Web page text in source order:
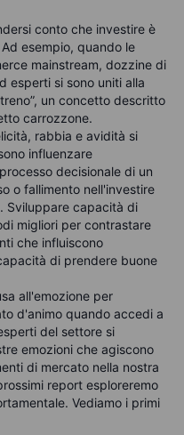
conto che investire è
esempio, quando le
mainstream, dozzine di
esperti si sono uniti alla
un concetto descritto
carrozzone.
rabbia e avidità si
influenzare
decisionale di un
o fallimento nell'investire
Sviluppare capacità di
migliori per contrastare
che influiscono
di prendere buone
all'emozione per
d'animo quando accedi a
del settore si
emozioni che agiscono
di mercato nella nostra
report esploreremo
Vediamo i primi